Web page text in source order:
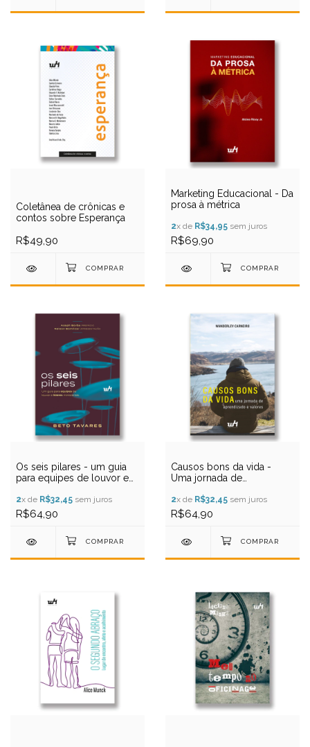
Coletânea de crônicas e
contos sobre Esperança
R$49,90
Marketing Educacional - Da
prosa à métrica
2x de R$34,95 sem juros
R$69,90
Os seis pilares - um guia
para equipes de louvor e
2x de R$32,45 sem juros
R$64,90
Causos bons da vida -
Uma jornada de
2x de R$32,45 sem juros
R$64,90